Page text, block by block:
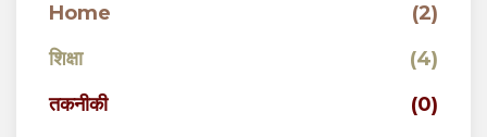
Home
(2)
शिक्षा
(4)
तकनीकी
(0)